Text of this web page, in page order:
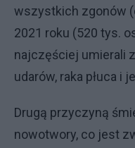
wszystkich zgonów
2021 roku (520 tys.
najczęściej umierali
udarów, raka płuca i
Drugą przyczyną
nowotwory, co jest